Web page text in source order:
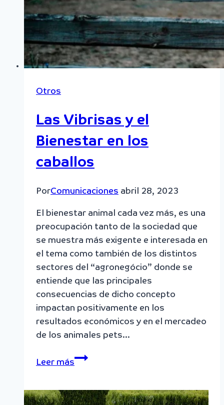
Otros
Las Vibrisas y el
Bienestar en los
caballos
PorComunicaciones abril 28, 2023
El bienestar animal cada vez más, es una
preocupación tanto de la sociedad que
se muestra más exigente e interesada en
el tema como también de los distintos
sectores del “agronegócio” donde se
entiende que las principales
consecuencias de dicho concepto
impactan positivamente en los
resultados económicos y en el mercadeo
de los animales pets…
Leer más
Las
el